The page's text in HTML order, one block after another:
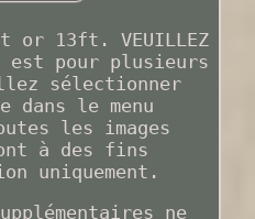
or 13ft. VEUILLEZ
est pour plusieurs
sélectionner
le menu
les images
à des fins
uniquement.
ne